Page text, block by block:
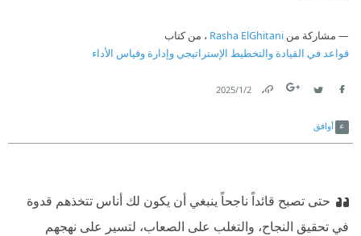
مشاركة من Rasha ElGhitani ، من كتاب
قواعد في القيادة والتخطيط الإستراتيجي وإدارة وقياس الأداء
2‏/1‏/2025
أوافق
حتى تصبح قائداً ناجحاً ينبغي أن يكون لك أناس تتخذهم قدوة
في تحقيق النجاح، والتغلب على الصعاب، لتسير على نهجهم